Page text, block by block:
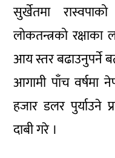
सुर्खेतमा
लोकतन्त्रको
आय स्तर बढाउनुपर्ने
आगामी पाँच वर्षमा
हजार डलर पुर्याउने
दाबी गरे ।